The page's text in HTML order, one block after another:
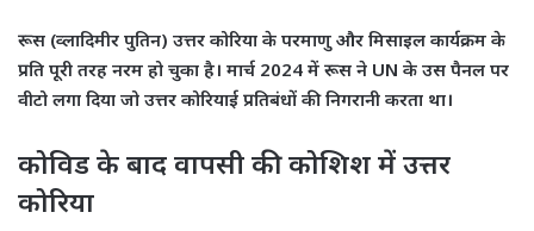
रूस (व्लादिमीर पुतिन) उत्तर कोरिया के परमाणु और मिसाइल कार्यक्रम के
प्रति पूरी तरह नरम हो चुका है। मार्च 2024 में रूस ने UN के उस पैनल पर
वीटो लगा दिया जो उत्तर कोरियाई प्रतिबंधों की निगरानी करता था।
कोविड के बाद वापसी की कोशिश में उत्तर
कोरिया